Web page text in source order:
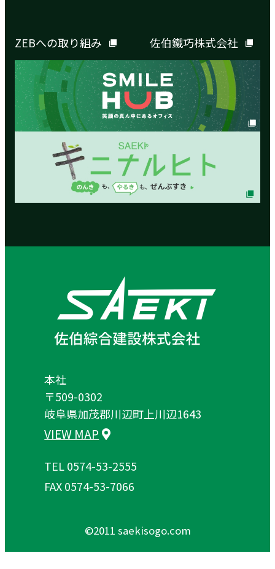
本社
〒509-0302
岐阜県加茂郡川辺町上川辺1643
VIEW MAP
TEL 0574-53-2555
FAX 0574-53-7066
©︎2011 saekisogo.com
ZEBへの取り組み 佐伯鐵巧株式会社